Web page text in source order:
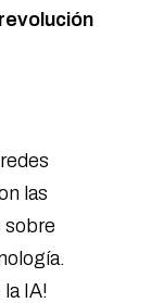
las
sobre
IA!